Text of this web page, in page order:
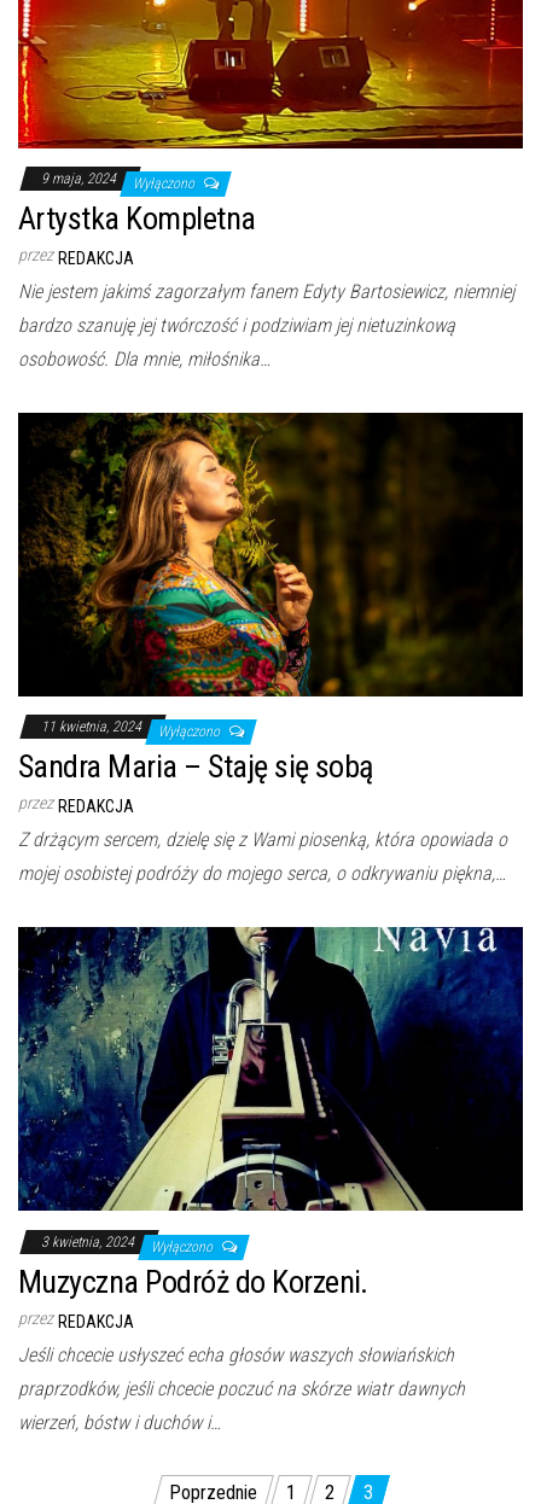
9 maja, 2024 Wyłączono
Artystka Kompletna
przez REDAKCJA
Nie jestem jakimś zagorzałym fanem Edyty Bartosiewicz, niemniej
bardzo szanuję jej twórczość i podziwiam jej nietuzinkową
osobowość. Dla mnie, miłośnika…
11 kwietnia, 2024 Wyłączono
Sandra Maria – Staję się sobą
przez REDAKCJA
Z drżącym sercem, dzielę się z Wami piosenką, która opowiada o
mojej osobistej podróży do mojego serca, o odkrywaniu piękna,…
3 kwietnia, 2024 Wyłączono
Muzyczna Podróż do Korzeni.
przez REDAKCJA
Jeśli chcecie usłyszeć echa głosów waszych słowiańskich
praprzodków, jeśli chcecie poczuć na skórze wiatr dawnych
wierzeń, bóstw i duchów i…
StronicowaniePoprzednie 1 2 3